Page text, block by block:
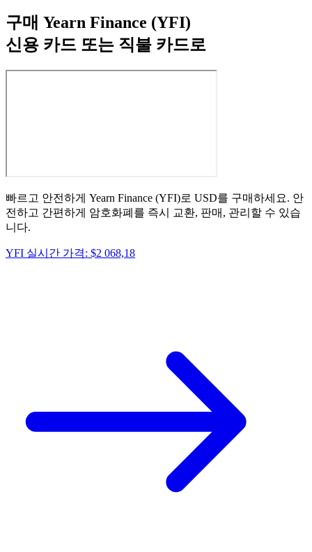
구매 Yearn Finance (YFI)
신용 카드 또는 직불 카드로
빠르고 안전하게 Yearn Finance (YFI)로 USD를 구매하세요. 안
전하고 간편하게 암호화폐를 즉시 교환, 판매, 관리할 수 있습
니다.
YFI 실시간 가격: $2 068,18